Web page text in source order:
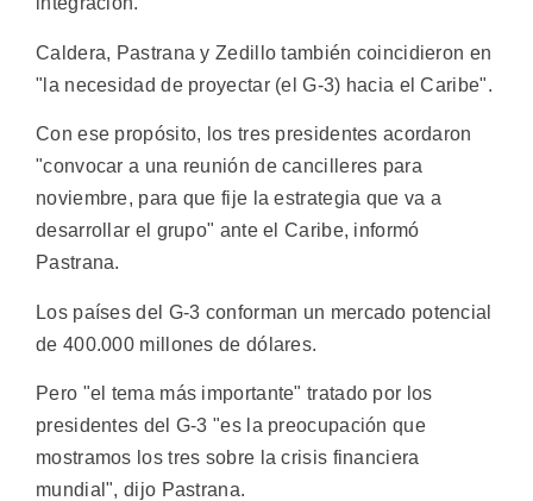
Caldera, Pastrana y Zedillo también coincidieron en
"la necesidad de proyectar (el G-3) hacia el Caribe".
Con ese propósito, los tres presidentes acordaron
"convocar a una reunión de cancilleres para
noviembre, para que fije la estrategia que va a
desarrollar el grupo" ante el Caribe, informó
Pastrana.
Los países del G-3 conforman un mercado potencial
de 400.000 millones de dólares.
Pero "el tema más importante" tratado por los
presidentes del G-3 "es la preocupación que
mostramos los tres sobre la crisis financiera
mundial", dijo Pastrana.